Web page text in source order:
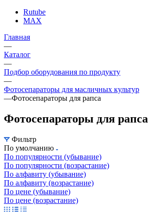
Rutube
MAX
Главная
—
Каталог
—
Подбор оборудования по продукту
—
Фотосепараторы для масличных культур
—Фотосепараторы для рапса
Фотосепараторы для рапса
Фильтр
По умолчанию
По популярности (убывание)
По популярности (возрастание)
По алфавиту (убывание)
По алфавиту (возрастание)
По цене (убывание)
По цене (возрастание)